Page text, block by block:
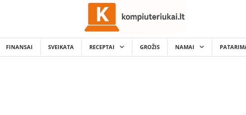
FINANSAI SVEIKATA RECEPTAI GROŽIS NAMAI